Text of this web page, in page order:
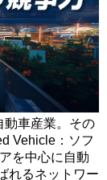
動車産業。その
Vehicle：ソフ
を中心に自動
れるネットワー